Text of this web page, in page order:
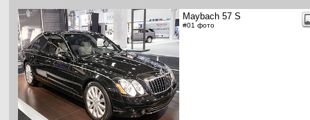
Maybach 57 S
#01 фото